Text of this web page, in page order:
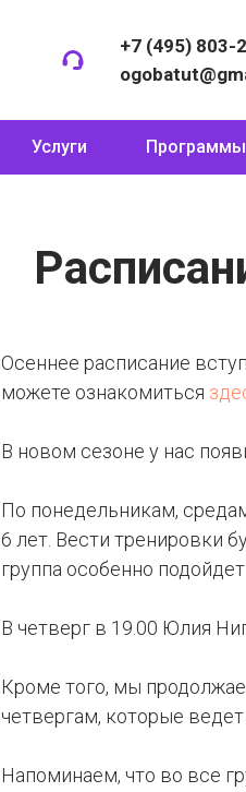
+7 (495) 803-
Услуги Программы
Осеннее расписание
можете ознакомиться
В новом сезоне у нас
По понедельникам,
6 лет. Вести тренировки
группа особенно
В четверг в 19.00 Юлия
Кроме того, мы
четвергам, которые
Напоминаем, что во все